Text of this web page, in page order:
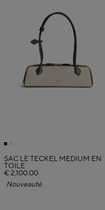
SAC LE TECKEL MEDIUM EN
TOILE
€ 2,100.00
Nouveauté